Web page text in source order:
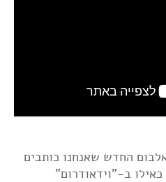
החדש שאנחנו כותבים
ב-"וידאודרום"